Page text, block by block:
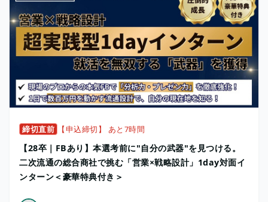
締切直前 【申込締切】 あと7時間
【28卒｜FBあり】本選考前に"自分の武器"を見つける。
二次流通の総合商社で挑む「営業×戦略設計」1day対面イ
ンターン＜豪華特典付き＞